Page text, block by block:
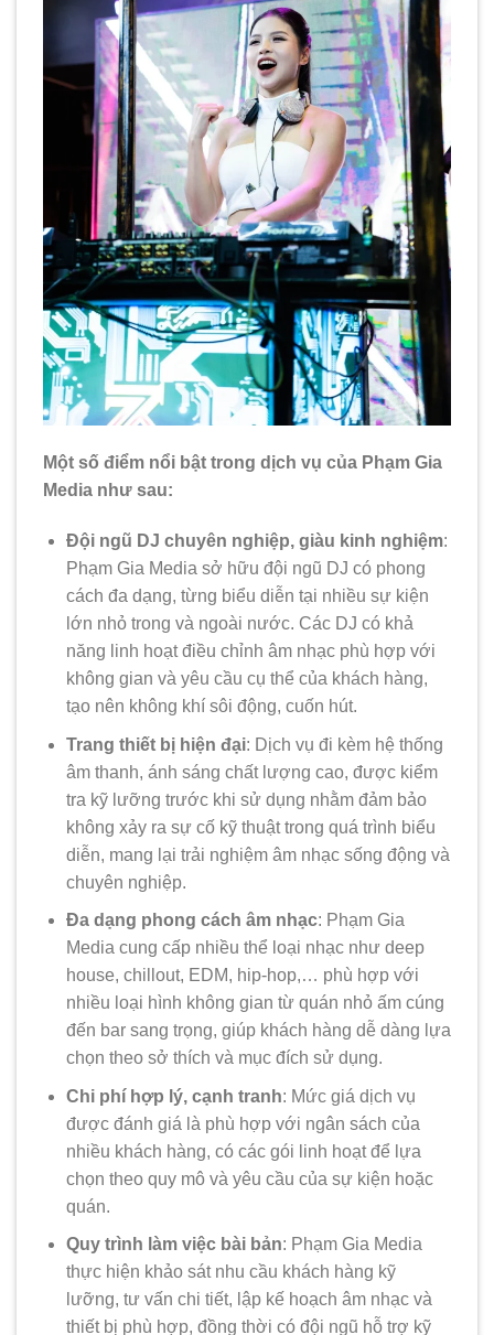
Một số điểm nổi bật trong dịch vụ của Phạm Gia
Media như sau:
Đội ngũ DJ chuyên nghiệp, giàu kinh nghiệm:
Phạm Gia Media sở hữu đội ngũ DJ có phong
cách đa dạng, từng biểu diễn tại nhiều sự kiện
lớn nhỏ trong và ngoài nước. Các DJ có khả
năng linh hoạt điều chỉnh âm nhạc phù hợp với
không gian và yêu cầu cụ thể của khách hàng,
tạo nên không khí sôi động, cuốn hút.
Trang thiết bị hiện đại: Dịch vụ đi kèm hệ thống
âm thanh, ánh sáng chất lượng cao, được kiểm
tra kỹ lưỡng trước khi sử dụng nhằm đảm bảo
không xảy ra sự cố kỹ thuật trong quá trình biểu
diễn, mang lại trải nghiệm âm nhạc sống động và
chuyên nghiệp.
Đa dạng phong cách âm nhạc: Phạm Gia
Media cung cấp nhiều thể loại nhạc như deep
house, chillout, EDM, hip-hop,… phù hợp với
nhiều loại hình không gian từ quán nhỏ ấm cúng
đến bar sang trọng, giúp khách hàng dễ dàng lựa
chọn theo sở thích và mục đích sử dụng.
Chi phí hợp lý, cạnh tranh: Mức giá dịch vụ
được đánh giá là phù hợp với ngân sách của
nhiều khách hàng, có các gói linh hoạt để lựa
chọn theo quy mô và yêu cầu của sự kiện hoặc
quán.
Quy trình làm việc bài bản: Phạm Gia Media
thực hiện khảo sát nhu cầu khách hàng kỹ
lưỡng, tư vấn chi tiết, lập kế hoạch âm nhạc và
thiết bị phù hợp, đồng thời có đội ngũ hỗ trợ kỹ